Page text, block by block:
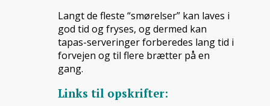
Langt de fleste “smørelser” kan laves i
god tid og fryses, og dermed kan
tapas-serveringer forberedes lang tid i
forvejen og til flere brætter på en
gang.
Links til opskrifter: